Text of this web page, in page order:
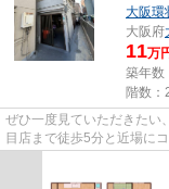
大阪環
大阪府
11万
築年数
階数：
ぜひ一度見ていただきたい
目店まで徒歩5分と近場に
車での移動が便利です。駐